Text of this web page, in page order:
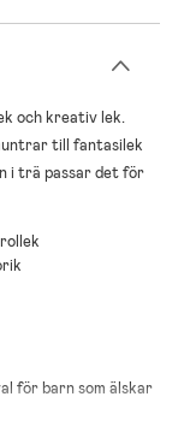
och kreativ lek.
till fantasilek
i trä passar det för
för barn som älskar